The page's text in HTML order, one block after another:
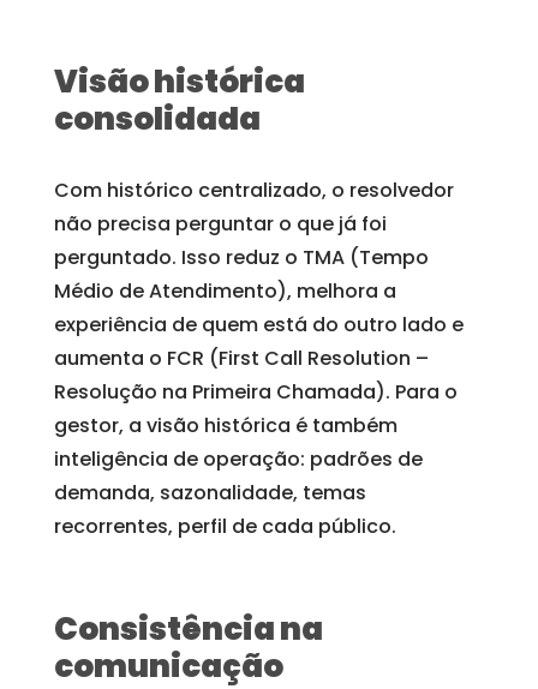
Visão histórica
consolidada
Com histórico centralizado, o resolvedor
não precisa perguntar o que já foi
perguntado. Isso reduz o TMA (Tempo
Médio de Atendimento), melhora a
experiência de quem está do outro lado e
aumenta o FCR (First Call Resolution –
Resolução na Primeira Chamada). Para o
gestor, a visão histórica é também
inteligência de operação: padrões de
demanda, sazonalidade, temas
recorrentes, perfil de cada público.
Consistência na
comunicação